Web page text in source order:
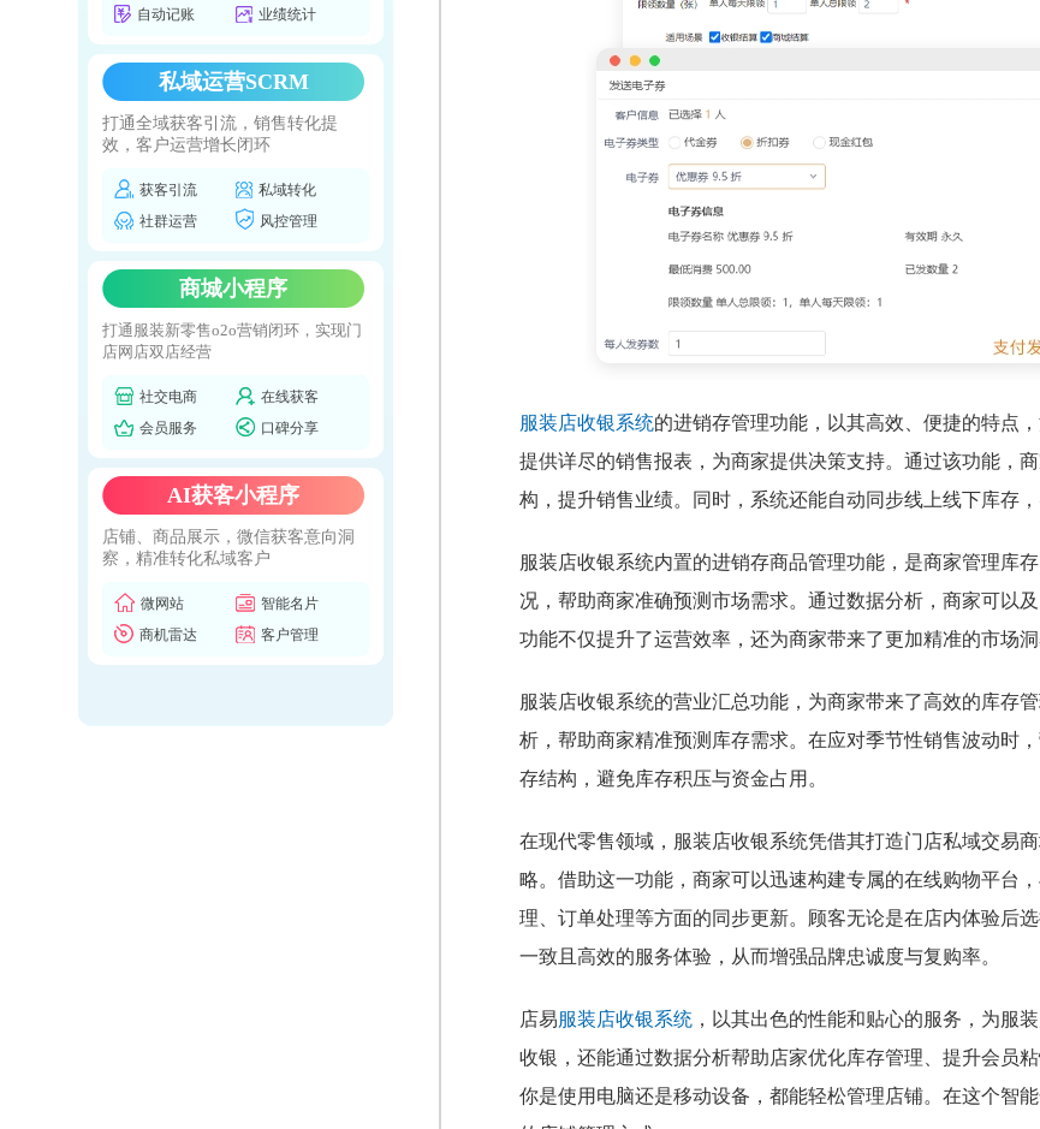
自动记账
业绩统计
私域运营SCRM
打通全域获客引流，销售转化提
效，客户运营增长闭环
获客引流
私域转化
社群运营
风控管理
商城小程序
打通服装新零售o2o营销闭环，实现门
店网店双店经营
社交电商
在线获客
会员服务
口碑分享
AI获客小程序
店铺、商品展示，微信获客意向洞
察，精准转化私域客户
微网站
智能名片
商机雷达
客户管理
服装店收银系统的进销存管理功能，以其高效、便捷的特点
提供详尽的销售报表，为商家提供决策支持。通过该功能，
构，提升销售业绩。同时，系统还能自动同步线上线下库存
服装店收银系统内置的进销存商品管理功能，是商家管理库
况，帮助商家准确预测市场需求。通过数据分析，商家可以
功能不仅提升了运营效率，还为商家带来了更加精准的市场洞
服装店收银系统的营业汇总功能，为商家带来了高效的库存
析，帮助商家精准预测库存需求。在应对季节性销售波动时
存结构，避免库存积压与资金占用。
在现代零售领域，服装店收银系统凭借其打造门店私域交易
略。借助这一功能，商家可以迅速构建专属的在线购物平台
理、订单处理等方面的同步更新。顾客无论是在店内体验后
一致且高效的服务体验，从而增强品牌忠诚度与复购率。
店易服装店收银系统，以其出色的性能和贴心的服务，为服
收银，还能通过数据分析帮助店家优化库存管理、提升会员
你是使用电脑还是移动设备，都能轻松管理店铺。在这个智